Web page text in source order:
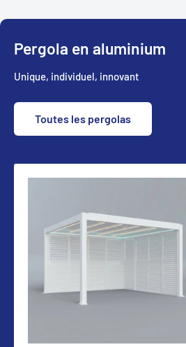
Pergola en aluminium
Unique, individuel, innovant
Toutes les pergolas